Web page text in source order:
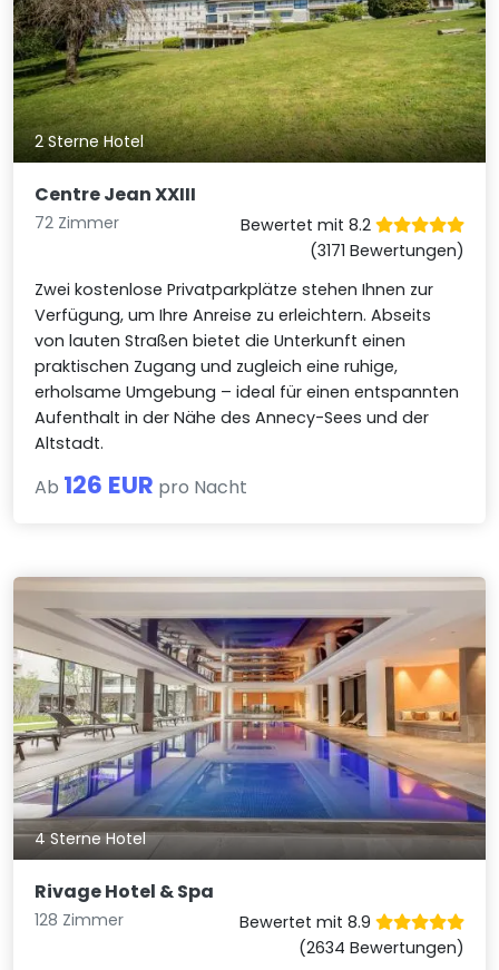
2 Sterne Hotel
Centre Jean XXIII
72 Zimmer
Bewertet mit 8.2
(3171 Bewertungen)
Zwei kostenlose Privatparkplätze stehen Ihnen zur
Verfügung, um Ihre Anreise zu erleichtern. Abseits
von lauten Straßen bietet die Unterkunft einen
praktischen Zugang und zugleich eine ruhige,
erholsame Umgebung – ideal für einen entspannten
Aufenthalt in der Nähe des Annecy-Sees und der
Altstadt.
Ab 126 EUR pro Nacht
4 Sterne Hotel
Rivage Hotel & Spa
128 Zimmer
Bewertet mit 8.9
(2634 Bewertungen)